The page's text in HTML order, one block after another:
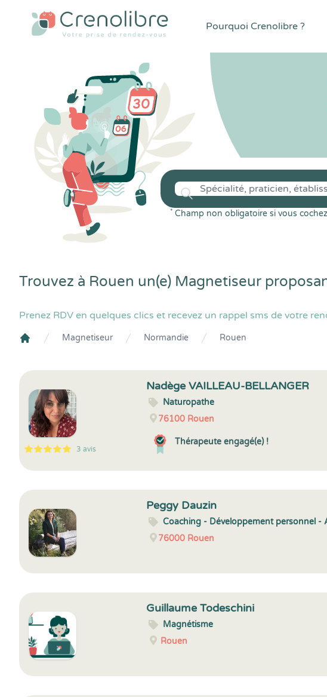
Pourquoi Crenolibre ?
* Champ non obligatoire si vous
Trouvez à Rouen un(e) Magnetiseur
Prenez RDV en quelques clics et recevez un rappel sms de votre
Magnetiseur Normandie Rouen
5
1
5
3 3 avis
Nadège VAILLEAU-BELLANGER
Naturopathe
76100 Rouen
Thérapeute engagé(e) !
Peggy Dauzin
Coaching - Développement personnel -
76000 Rouen
Guillaume Todeschini
Magnétisme
Rouen